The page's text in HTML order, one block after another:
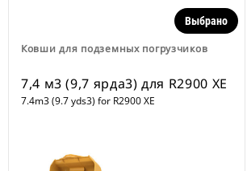
Ковши для подземных погрузчиков
Выбрано
7,4 м3 (9,7 ярда3) для R2900 XE
7.4m3 (9.7 yds3) for R2900 XE